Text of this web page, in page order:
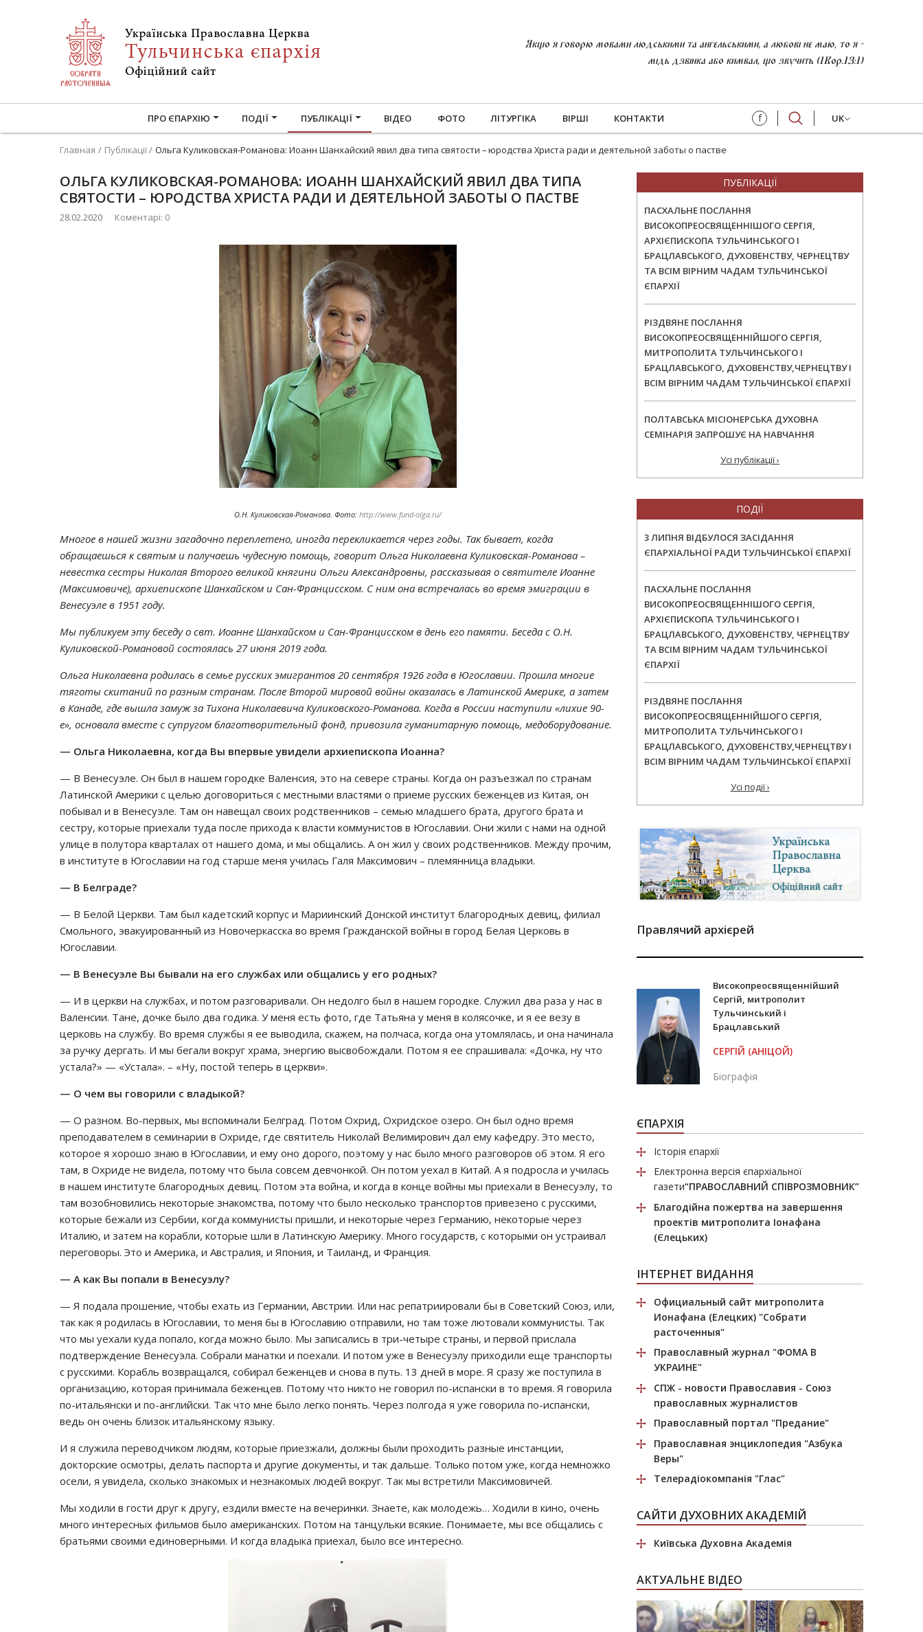
Якщо я говорю мовами людськими та ангельськими, а любові не маю, то я -
мідь дзвінка або кимвал, що звучить (1Кор.13:1)
ПРО ЄПАРХІЮ ПОДІЇ ПУБЛІКАЦІЇ ВІДЕО ФОТО ЛІТУРГІКА ВІРШІ КОНТАКТИ f UK
Главная Публікації Ольга Куликовская-Романова: Иоанн Шанхайский явил два типа святости – юродства Христа ради и деятельной заботы о пастве
ОЛЬГА КУЛИКОВСКАЯ-РОМАНОВА: ИОАНН ШАНХАЙСКИЙ ЯВИЛ ДВА ТИПА
СВЯТОСТИ – ЮРОДСТВА ХРИСТА РАДИ И ДЕЯТЕЛЬНОЙ ЗАБОТЫ О ПАСТВЕ
28.02.2020 Коментарі: 0
О.Н. Куликовская-Романова. Фото: http://www.fund-olga.ru/
Многое в нашей жизни загадочно переплетено, иногда перекликается через годы. Так бывает, когда
обращаешься к святым и получаешь чудесную помощь, говорит Ольга Николаевна Куликовская-Романова –
невестка сестры Николая Второго великой княгини Ольги Александровны, рассказывая о святителе Иоанне
(Максимовиче), архиепископе Шанхайском и Сан-Францисском. С ним она встречалась во время эмиграции в
Венесуэле в 1951 году.
Мы публикуем эту беседу о свт. Иоанне Шанхайском и Сан-Францисском в день его памяти. Беседа с О.Н.
Куликовской-Романовой состоялась 27 июня 2019 года.
Ольга Николаевна родилась в семье русских эмигрантов 20 сентября 1926 года в Югославии. Прошла многие
тяготы скитаний по разным странам. После Второй мировой войны оказалась в Латинской Америке, а затем
в Канаде, где вышла замуж за Тихона Николаевича Куликовского-Романова. Когда в России наступили «лихие 90-
е», основала вместе с супругом благотворительный фонд, привозила гуманитарную помощь, медоборудование.
— Ольга Николаевна, когда Вы впервые увидели архиепископа Иоанна?
— В Венесуэле. Он был в нашем городке Валенсия, это на севере страны. Когда он разъезжал по странам
Латинской Америки с целью договориться с местными властями о приеме русских беженцев из Китая, он
побывал и в Венесуэле. Там он навещал своих родственников – семью младшего брата, другого брата и
сестру, которые приехали туда после прихода к власти коммунистов в Югославии. Они жили с нами на одной
улице в полутора кварталах от нашего дома, и мы общались. А он жил у своих родственников. Между прочим,
в институте в Югославии на год старше меня училась Галя Максимович – племянница владыки.
— В Белграде?
— В Белой Церкви. Там был кадетский корпус и Мариинский Донской институт благородных девиц, филиал
Смольного, эвакуированный из Новочеркасска во время Гражданской войны в город Белая Церковь в
Югославии.
— В Венесуэле Вы бывали на его службах или общались у его родных?
— И в церкви на службах, и потом разговаривали. Он недолго был в нашем городке. Служил два раза у нас в
Валенсии. Тане, дочке было два годика. У меня есть фото, где Татьяна у меня в колясочке, и я ее везу в
церковь на службу. Во время службы я ее выводила, скажем, на полчаса, когда она утомлялась, и она начинала
за ручку дергать. И мы бегали вокруг храма, энергию высвобождали. Потом я ее спрашивала: «Дочка, ну что
устала?» — «Устала». – «Ну, постой теперь в церкви».
— О чем вы говорили с владыкой?
— О разном. Во-первых, мы вспоминали Белград. Потом Охрид, Охридское озеро. Он был одно время
преподавателем в семинарии в Охриде, где святитель Николай Велимирович дал ему кафедру. Это место,
которое я хорошо знаю в Югославии, и ему оно дорого, поэтому у нас было много разговоров об этом. Я его
там, в Охриде не видела, потому что была совсем девчонкой. Он потом уехал в Китай. А я подросла и училась
в нашем институте благородных девиц. Потом эта война, и когда в конце войны мы приехали в Венесуэлу, то
там возобновились некоторые знакомства, потому что было несколько транспортов привезено с русскими,
которые бежали из Сербии, когда коммунисты пришли, и некоторые через Германию, некоторые через
Италию, и затем на корабли, которые шли в Латинскую Америку. Много государств, с которыми он устраивал
переговоры. Это и Америка, и Австралия, и Япония, и Таиланд, и Франция.
— А как Вы попали в Венесуэлу?
— Я подала прошение, чтобы ехать из Германии, Австрии. Или нас репатриировали бы в Советский Союз, или,
так как я родилась в Югославии, то меня бы в Югославию отправили, но там тоже лютовали коммунисты. Так
что мы уехали куда попало, когда можно было. Мы записались в три-четыре страны, и первой прислала
подтверждение Венесуэла. Собрали манатки и поехали. И потом уже в Венесуэлу приходили еще транспорты
с русскими. Корабль возвращался, собирал беженцев и снова в путь. 13 дней в море. Я сразу же поступила в
организацию, которая принимала беженцев. Потому что никто не говорил по-испански в то время. Я говорила
по-итальянски и по-английски. Так что мне было легко понять. Через полгода я уже говорила по-испански,
ведь он очень близок итальянскому языку.
И я служила переводчиком людям, которые приезжали, должны были проходить разные инстанции,
докторские осмотры, делать паспорта и другие документы, и так дальше. Только потом уже, когда немножко
осели, я увидела, сколько знакомых и незнакомых людей вокруг. Так мы встретили Максимовичей.
Мы ходили в гости друг к другу, ездили вместе на вечеринки. Знаете, как молодежь… Ходили в кино, очень
много интересных фильмов было американских. Потом на танцульки всякие. Понимаете, мы все общались с
братьями своими единоверными. И когда владыка приехал, было все интересно.
ПУБЛІКАЦІЇ
ПАСХАЛЬНЕ ПОСЛАННЯ
ВИСОКОПРЕОСВЯЩЕННІШОГО СЕРГІЯ,
АРХІЄПИСКОПА ТУЛЬЧИНСЬКОГО І
БРАЦЛАВСЬКОГО, ДУХОВЕНСТВУ, ЧЕРНЕЦТВУ
ТА ВСІМ ВІРНИМ ЧАДАМ ТУЛЬЧИНСЬКОЇ
ЄПАРХІЇ
РІЗДВЯНЕ ПОСЛАННЯ
ВИСОКОПРЕОСВЯЩЕННІЙШОГО СЕРГІЯ,
МИТРОПОЛИТА ТУЛЬЧИНСЬКОГО І
БРАЦЛАВСЬКОГО, ДУХОВЕНСТВУ,ЧЕРНЕЦТВУ І
ВСІМ ВІРНИМ ЧАДАМ ТУЛЬЧИНСЬКОЇ ЄПАРХІЇ
ПОЛТАВСЬКА МІСІОНЕРСЬКА ДУХОВНА
СЕМІНАРІЯ ЗАПРОШУЄ НА НАВЧАННЯ
Усі публікації ›
ПОДІЇ
3 ЛИПНЯ ВІДБУЛОСЯ ЗАСІДАННЯ
ЄПАРХІАЛЬНОЇ РАДИ ТУЛЬЧИНСЬКОЇ ЄПАРХІЇ
ПАСХАЛЬНЕ ПОСЛАННЯ
ВИСОКОПРЕОСВЯЩЕННІШОГО СЕРГІЯ,
АРХІЄПИСКОПА ТУЛЬЧИНСЬКОГО І
БРАЦЛАВСЬКОГО, ДУХОВЕНСТВУ, ЧЕРНЕЦТВУ
ТА ВСІМ ВІРНИМ ЧАДАМ ТУЛЬЧИНСЬКОЇ
ЄПАРХІЇ
РІЗДВЯНЕ ПОСЛАННЯ
ВИСОКОПРЕОСВЯЩЕННІЙШОГО СЕРГІЯ,
МИТРОПОЛИТА ТУЛЬЧИНСЬКОГО І
БРАЦЛАВСЬКОГО, ДУХОВЕНСТВУ,ЧЕРНЕЦТВУ І
ВСІМ ВІРНИМ ЧАДАМ ТУЛЬЧИНСЬКОЇ ЄПАРХІЇ
Усі події ›
Правлячий архієрей
Високопреосвященнійший
Сергій, митрополит
Тульчинський і
Брацлавський
СЕРГІЙ (АНІЦОЙ)
Біографія
ЄПАРХІЯ
Історія єпархії
Електронна версія єпархіальної
газети“ПРАВОСЛАВНИЙ СПІВРОЗМОВНИК”
Благодійна пожертва на завершення
проектів митрополита Іонафана
(Єлецьких)
ІНТЕРНЕТ ВИДАННЯ
Официальный сайт митрополита
Ионафана (Елецких) "Собрати
расточенныя"
Православный журнал "ФОМА В
УКРАИНЕ"
СПЖ - новости Православия - Союз
православных журналистов
Православный портал "Предание"
Православная энциклопедия "Азбука
Веры"
Телерадіокомпанія "Глас"
САЙТИ ДУХОВНИХ АКАДЕМІЙ
Київська Духовна Академія
АКТУАЛЬНЕ ВІДЕО